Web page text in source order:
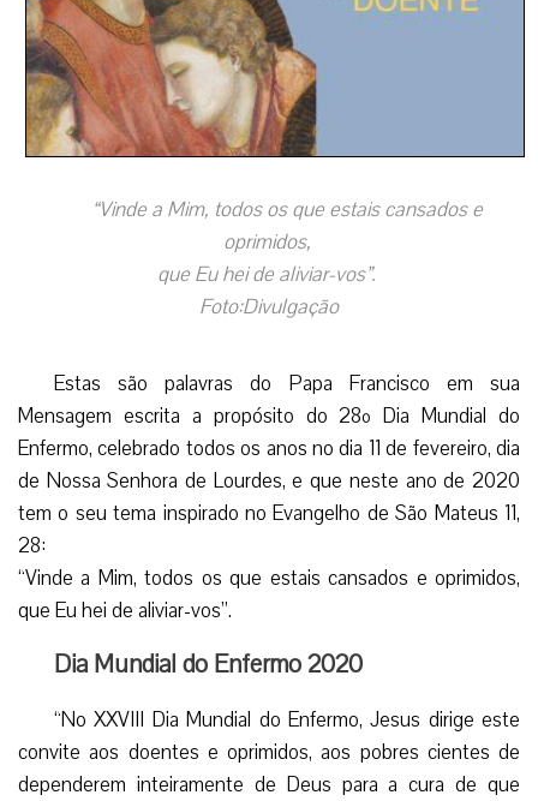
“Vinde a Mim, todos os que estais cansados e
oprimidos,
que Eu hei de aliviar-vos”.
Foto:Divulgação
Estas são palavras do Papa Francisco em sua
Mensagem escrita a propósito do 28º Dia Mundial do
Enfermo, celebrado todos os anos no dia 11 de fevereiro, dia
de Nossa Senhora de Lourdes, e que neste ano de 2020
tem o seu tema inspirado no Evangelho de São Mateus 11,
28:
“Vinde a Mim, todos os que estais cansados e oprimidos,
que Eu hei de aliviar-vos”.
Dia Mundial do Enfermo 2020
“No XXVIII Dia Mundial do Enfermo, Jesus dirige este
convite aos doentes e oprimidos, aos pobres cientes de
dependerem inteiramente de Deus para a cura de que